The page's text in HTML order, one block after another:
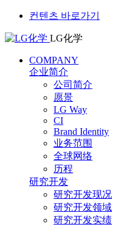
컨텐츠 바로가기
LG化学
COMPANY
企业简介
公司简介
愿景
LG Way
CI
Brand Identity
业务范围
全球网络
历程
研究开发
研究开发现况
研究开发领域
研究开发实绩